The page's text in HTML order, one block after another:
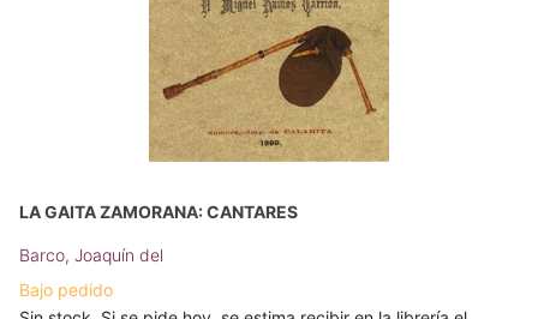
LA GAITA ZAMORANA: CANTARES
Barco, Joaquín del
Bajo pedido